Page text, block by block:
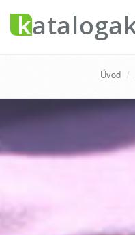
Úvod